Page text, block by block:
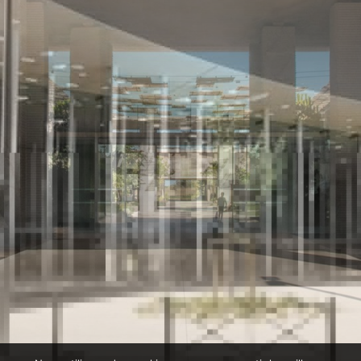
Faculté de Médecine